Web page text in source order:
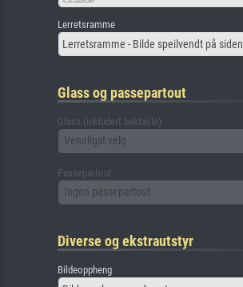
Lerretsramme
Lerretsramme - Bilde speilvendt på siden
Glass og passepartout
Glass (inkludert baktavle)
Vennligst velg
Passepartout
Ingen passepartout
Diverse og ekstrautstyr
Bildeoppheng